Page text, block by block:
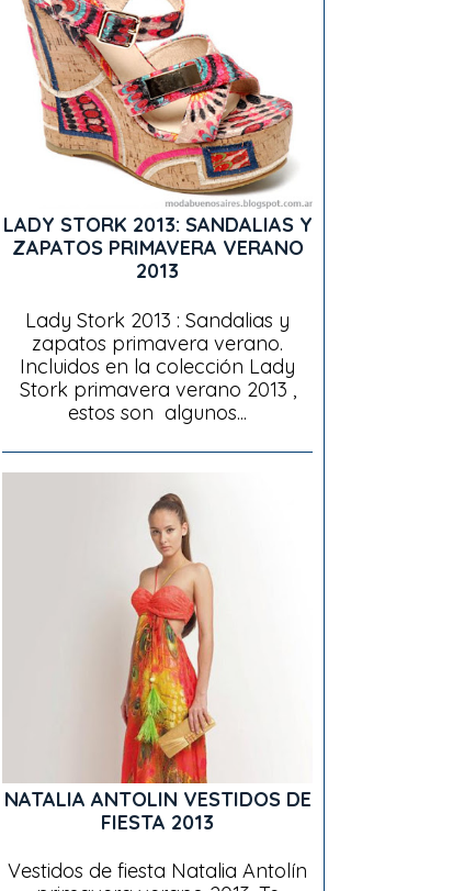
LADY STORK 2013: SANDALIAS Y
ZAPATOS PRIMAVERA VERANO
2013
Lady Stork 2013 : Sandalias y
zapatos primavera verano.
Incluidos en la colección Lady
Stork primavera verano 2013 ,
estos son algunos...
NATALIA ANTOLIN VESTIDOS DE
FIESTA 2013
Vestidos de fiesta Natalia Antolín